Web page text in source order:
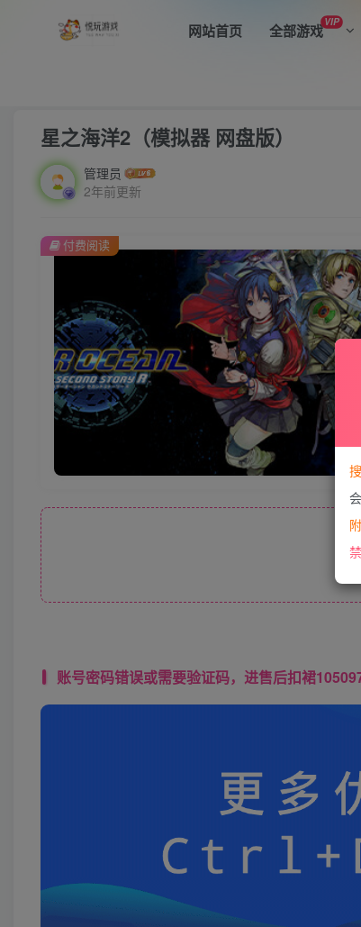
网站首页 全部游戏VIP
星之海洋2（模拟器 网盘版）
管理员
2年前更新
付费阅读
账号密码错误或需要验证码，进售后扣裙